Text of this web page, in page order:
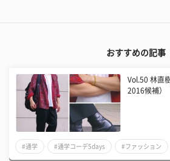
おすすめの記事
Vol.50 林直
2016候補）
#通学 #通学コーデ5days #ファッション